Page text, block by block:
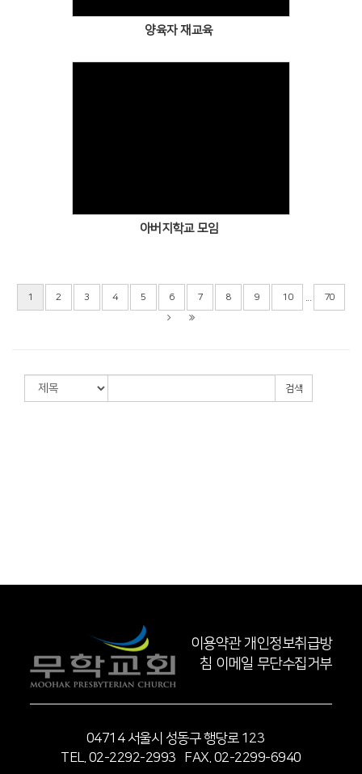
양육자 재교육
아버지학교 모임
1 2 3 4 5 6 7 8 9 10 70
검색
이용약관 개인정보취급방
침 이메일 무단수집거부
04714 서울시 성동구 행당로 123
TEL. 02-2292-2993 FAX. 02-2299-6940